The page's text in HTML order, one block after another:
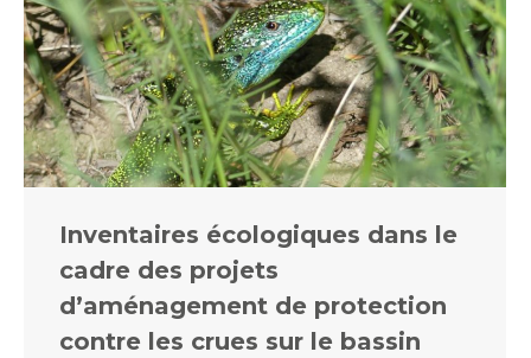
Inventaires écologiques dans le
cadre des projets
d’aménagement de protection
contre les crues sur le bassin